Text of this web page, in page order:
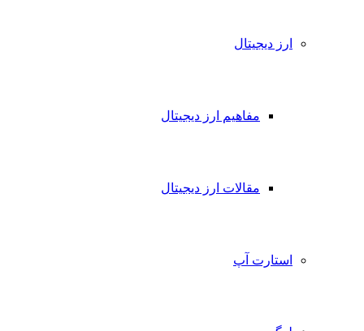
ارز دیجیتال
مفاهیم ارز دیجیتال
مقالات ارز دیجیتال
استارت آپ